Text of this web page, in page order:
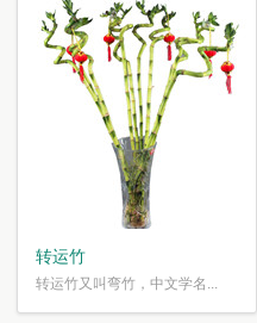
转运竹
转运竹又叫弯竹，中文学名...